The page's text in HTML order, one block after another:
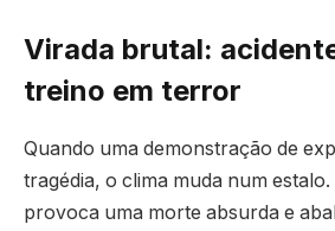
Virada brutal:
treino em terror
Quando uma demonstração de
tragédia, o clima muda num
provoca uma morte absurda e